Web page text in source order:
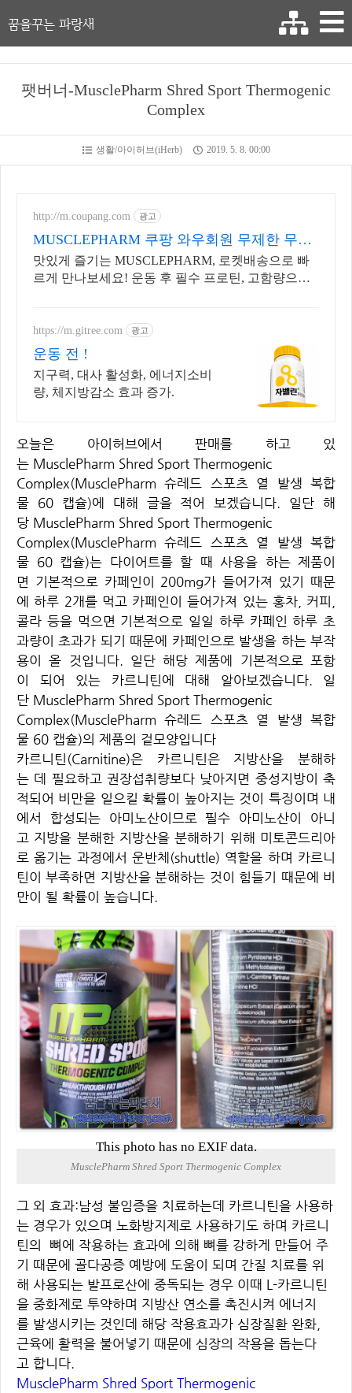
꿈을꾸는 파랑새
팻버너-MusclePharm Shred Sport Thermogenic
Complex
생활/아이허브(iHerb) 2019. 5. 8. 00:00
http://m.coupang.com 광고
MUSCLEPHARM 쿠팡 와우회원 무제한 무료
배송
맛있게 즐기는 MUSCLEPHARM, 로켓배송으로 빠
르게 만나보세요! 운동 후 필수 프로틴, 고함량으로
https://m.gitree.com 광고
운동 전 !
지구력, 대사 활성화, 에너지소비
량, 체지방감소 효과 증가.
오늘은 아이허브에서 판매를 하고 있
는 MusclePharm Shred Sport Thermogenic
Complex(MusclePharm 슈레드 스포츠 열 발생 복합
물 60 캡슐)에 대해 글을 적어 보겠습니다. 일단 해
당 MusclePharm Shred Sport Thermogenic
Complex(MusclePharm 슈레드 스포츠 열 발생 복합
물 60 캡슐)는 다이어트를 할 때 사용을 하는 제품이
면 기본적으로 카페인이 200mg가 들어가져 있기 때문
에 하루 2개를 먹고 카페인이 들어가져 있는 홍차, 커피,
콜라 등을 먹으면 기본적으로 일일 하루 카페인 하루 초
과량이 초과가 되기 때문에 카페인으로 발생을 하는 부작
용이 올 것입니다. 일단 해당 제품에 기본적으로 포함
이 되어 있는 카르니틴에 대해 알아보겠습니다. 일
단 MusclePharm Shred Sport Thermogenic
Complex(MusclePharm 슈레드 스포츠 열 발생 복합
물 60 캡슐)의 제품의 겉모양입니다
카르니틴(Carnitine)은 카르니틴은 지방산을 분해하
는 데 필요하고 권장섭취량보다 낮아지면 중성지방이 축
적되어 비만을 일으킬 확률이 높아지는 것이 특징이며 내
에서 합성되는 아미노산이므로 필수 아미노산이 아니
고 지방을 분해한 지방산을 분해하기 위해 미토콘드리아
로 옮기는 과정에서 운반체(shuttle) 역할을 하며 카르니
틴이 부족하면 지방산을 분해하는 것이 힘들기 때문에 비
만이 될 확률이 높습니다.
This photo has no EXIF data.
MusclePharm Shred Sport Thermogenic Complex
그 외 효과:남성 불임증을 치료하는데 카르니틴을 사용하
는 경우가 있으며 노화방지제로 사용하기도 하며 카르니
틴의 뼈에 작용하는 효과에 의해 뼈를 강하게 만들어 주
기 때문에 골다공증 예방에 도움이 되며 간질 치료를 위
해 사용되는 발프로산에 중독되는 경우 이때 L-카르니틴
을 중화제로 투약하며 지방산 연소를 촉진시켜 에너지
를 발생시키는 것인데 해당 작용효과가 심장질환 완화,
근육에 활력을 불어넣기 때문에 심장의 작용을 돕는다
고 합니다.
MusclePharm Shred Sport Thermogenic